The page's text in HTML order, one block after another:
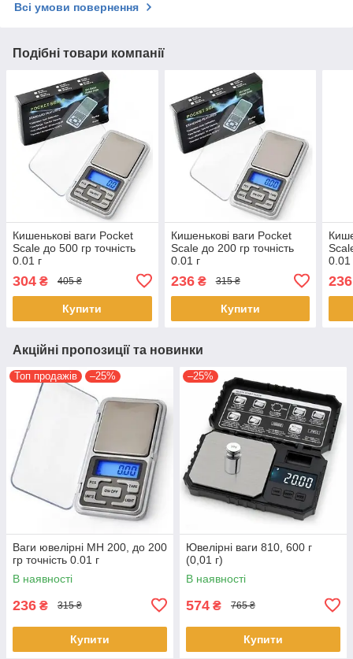
Всі умови повернення
Подібні товари компанії
Кишенькові ваги Pocket
Scale до 500 гр точність
0.01 г
304 ₴ 405 ₴
Купити
Кишенькові ваги Pocket
Scale до 200 гр точність
0.01 г
236₴ 315 ₴
Купити
0.01
236
Акційні пропозиції та новинки
Топ продажів –25%
Ваги ювелірні MH 200, до 200
гр точність 0.01 г
В наявності
236 ₴ 315 ₴
Купити
–25%
Ювелірні ваги 810, 600 г
(0,01 г)
В наявності
574 ₴ 765 ₴
Купити